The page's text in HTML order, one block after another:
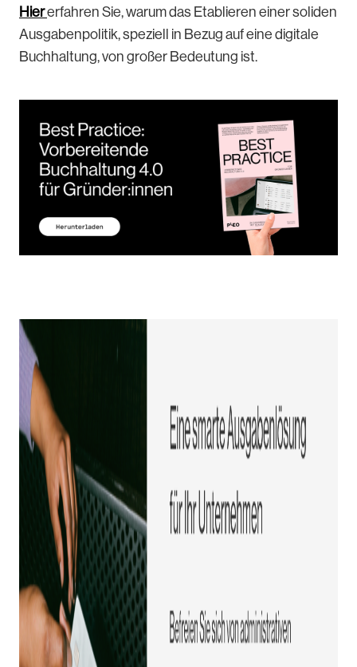
Hiererfahren Sie, warum das Etablieren einer soliden
Ausgabenpolitik, speziell in Bezug auf eine digitale
Buchhaltung, von großer Bedeutung ist.